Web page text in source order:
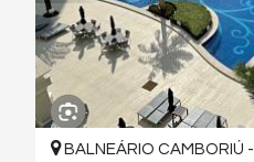
BALNEÁRIO CAMBORIÚ -